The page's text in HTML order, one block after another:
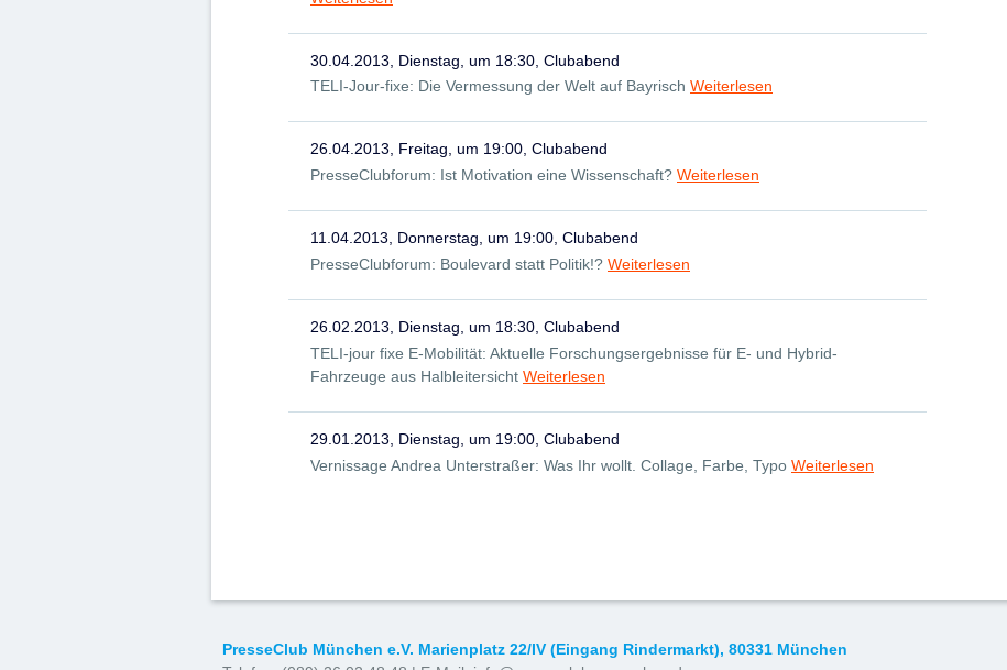
30.04.2013, Dienstag, um 18:30, Clubabend
TELI-Jour-fixe: Die Vermessung der Welt auf Bayrisch Weiterlesen
26.04.2013, Freitag, um 19:00, Clubabend
PresseClubforum: Ist Motivation eine Wissenschaft? Weiterlesen
11.04.2013, Donnerstag, um 19:00, Clubabend
PresseClubforum: Boulevard statt Politik!? Weiterlesen
26.02.2013, Dienstag, um 18:30, Clubabend
TELI-jour fixe E-Mobilität: Aktuelle Forschungsergebnisse für E- und Hybrid-
Fahrzeuge aus Halbleitersicht Weiterlesen
29.01.2013, Dienstag, um 19:00, Clubabend
Vernissage Andrea Unterstraßer: Was Ihr wollt. Collage, Farbe, Typo Weiterlesen
PresseClub München e.V. Marienplatz 22/IV (Eingang Rindermarkt), 80331 München